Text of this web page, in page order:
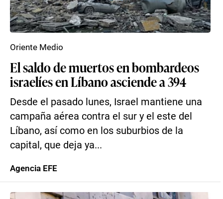
El saldo de muertos en bombardeos
israelíes en Líbano asciende a 394
Desde el pasado lunes, Israel mantiene una
campaña aérea contra el sur y el este del
Líbano, así como en los suburbios de la
capital, que deja ya...
Oriente Medio
Agencia EFE